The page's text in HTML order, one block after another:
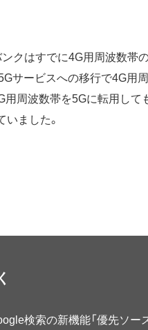
クはすでに4G用周波数帯
サービスへの移行で4G用
用周波数帯を5Gに転用して
ました。
検索の新機能「優先ソー